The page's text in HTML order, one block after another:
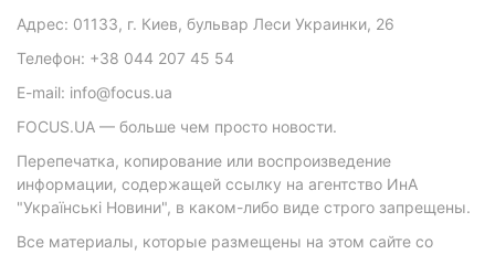
Адрес: 01133, г. Киев, бульвар Леси Украинки, 26
Телефон: +38 044 207 45 54
E-mail: info@focus.ua
FOCUS.UA — больше чем просто новости.
Перепечатка, копирование или воспроизведение
информации, содержащей ссылку на агентство ИнА
"Українські Новини", в каком-либо виде строго запрещены.
Все материалы, которые размещены на этом сайте со